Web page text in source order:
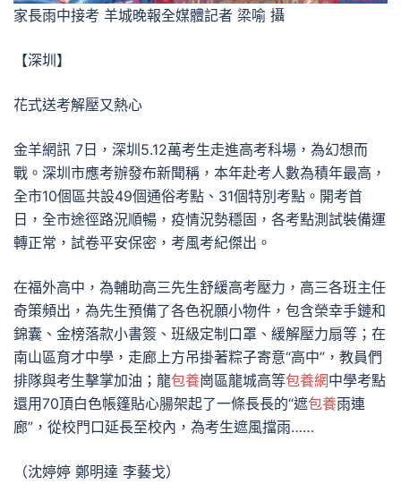
家長雨中接考 羊城晚報全媒體記者 梁喻 攝
【深圳】
花式送考解壓又熱心
金羊網訊 7日，深圳5.12萬考生走進高考科場，為幻想而
戰。深圳市應考辦發布新聞稱，本年赴考人數為積年最高，
全市10個區共設49個通俗考點、31個特別考點。開考首
日，全市途徑路況順暢，疫情況勢穩固，各考點測試裝備運
轉正常，試卷平安保密，考風考紀傑出。
在福外高中，為輔助高三先生舒緩高考壓力，高三各班主任
奇策頻出，為先生預備了各色祝願小物件，包含榮幸手鏈和
錦囊、金榜落款小書簽、班級定制口罩、緩解壓力扇等；在
南山區育才中學，走廊上方吊掛著粽子寄意“高中”，教員們
排隊與考生擊掌加油；龍包養崗區龍城高等包養網中學考點
還用70頂白色帳篷貼心腸架起了一條長長的“遮包養雨連
廊”，從校門口延長至校內，為考生遮風擋雨……
（沈婷婷 鄭明達 李藝戈）